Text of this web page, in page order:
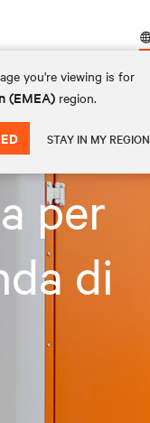
you're viewing is for
(EMEA) region.
STAY IN MY REGION
per
di